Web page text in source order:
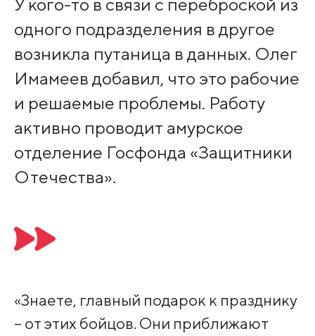
У кого-то в связи с переброской из
одного подразделения в другое
возникла путаница в данных. Олег
Имамеев добавил, что это рабочие
и решаемые проблемы. Работу
активно проводит амурское
отделение Госфонда «Защитники
Отечества».
«Знаете, главный подарок к празднику
– от этих бойцов. Они приближают